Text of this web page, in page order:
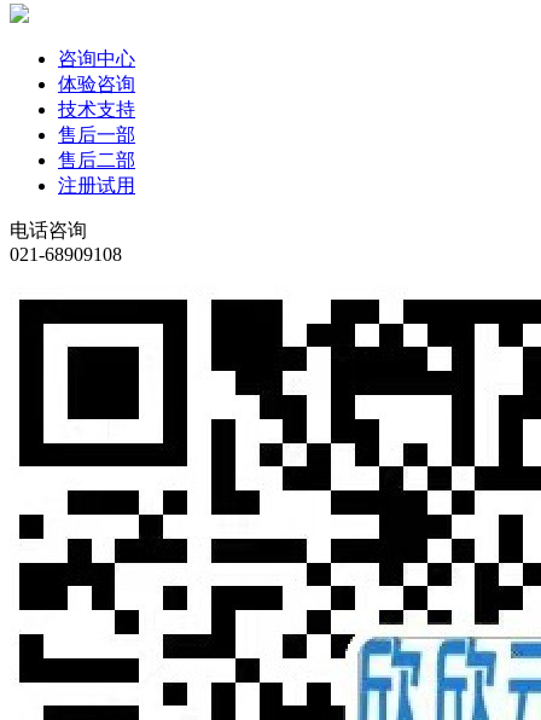
咨询中心
体验咨询
技术支持
售后一部
售后二部
注册试用
电话咨询
021-68909108